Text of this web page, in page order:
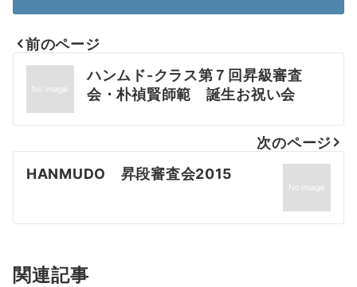
投
稿
ナ
ビ
ゲ
ョ
前のページ
ハンムド-クラス第７回昇級審査
会・朴禎賢師範 誕生お祝い会
次のページ
HANMUDO 昇段審査会2015
関連記事